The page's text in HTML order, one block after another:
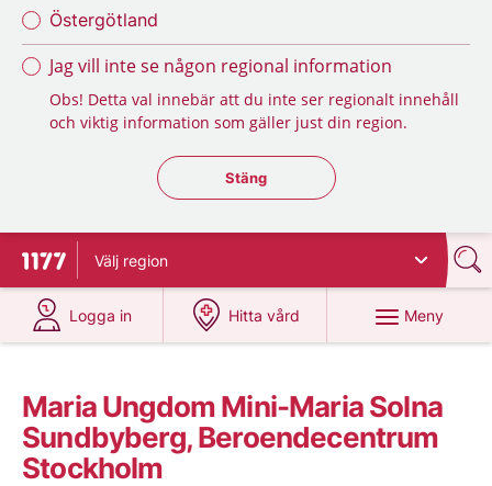
Östergötland
Jag vill inte se någon regional information
Obs! Detta val innebär att du inte ser regionalt innehåll
och viktig information som gäller just din region.
Stäng regionsväljaren
Stäng
Till startsidan för 1177
Välj region
Logga in
på 1177.se
Hitta vård
på 1177.se
Meny
Maria Ungdom Mini-Maria Solna
Sundbyberg, Beroendecentrum
Stockholm